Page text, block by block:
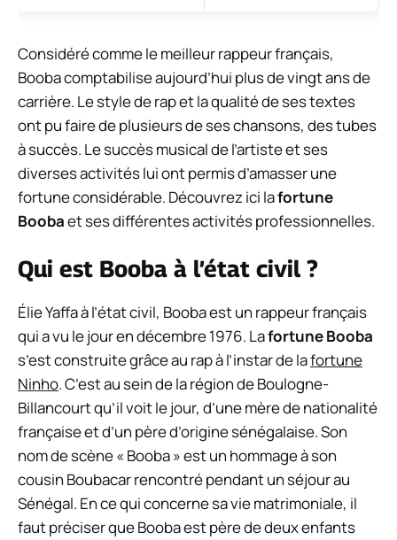
Considéré comme le meilleur rappeur français,
Booba comptabilise aujourd’hui plus de vingt ans de
carrière. Le style de rap et la qualité de ses textes
ont pu faire de plusieurs de ses chansons, des tubes
à succès. Le succès musical de l’artiste et ses
diverses activités lui ont permis d’amasser une
fortune considérable. Découvrez ici lafortune
Boobaet ses différentes activités professionnelles.
Qui est Booba à l’état civil ?
Élie Yaffa à l’état civil, Booba est un rappeur français
qui a vu le jour en décembre 1976. Lafortune Booba
s’est construite grâce au rap à l’instar de lafortune
Ninho. C’est au sein de la région de Boulogne-
Billancourt qu’il voit le jour, d’une mère de nationalité
française et d’un père d’origine sénégalaise. Son
nom de scène « Booba » est un hommage à son
cousin Boubacar rencontré pendant un séjour au
Sénégal. En ce qui concerne sa vie matrimoniale, il
faut préciser que Booba est père de deux enfants